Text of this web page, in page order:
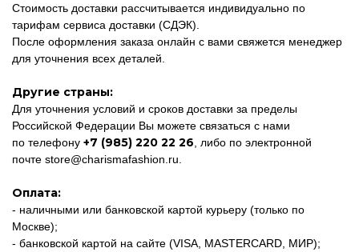
Стоимость доставки рассчитывается индивидуально по
тарифам сервиса доставки (СДЭК).
После оформления заказа онлайн с вами свяжется менеджер
для уточнения всех деталей.
Другие страны:
Для уточнения условий и сроков доставки за пределы
Российской Федерации Вы можете связаться с нами
по телефону +7 (985) 220 22 26 , либо по электронной
почте store@charismafashion.ru
Оплата:
- наличными или банковской картой курьеру (только по
Москве);
- банковской картой на сайте (VISA, MASTERCARD, МИР);